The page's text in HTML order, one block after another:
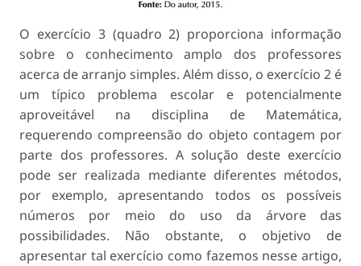
O exercício 3 (quadro 2) proporciona informação
sobre o conhecimento amplo dos professores
acerca de arranjo simples. Além disso, o exercício 2 é
um típico problema escolar e potencialmente
aproveitável na disciplina de Matemática,
requerendo compreensão do objeto contagem por
parte dos professores. A solução deste exercício
pode ser realizada mediante diferentes métodos,
por exemplo, apresentando todos os possíveis
números por meio do uso da árvore das
possibilidades. Não obstante, o objetivo de
apresentar tal exercício como fazemos nesse artigo,